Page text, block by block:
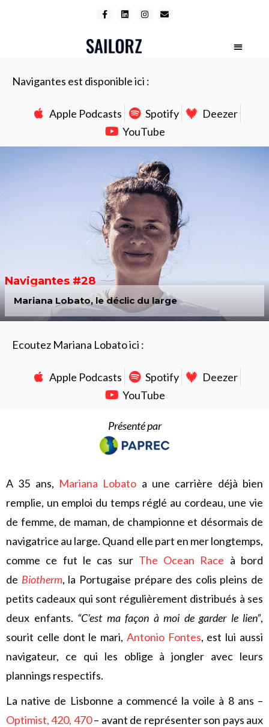
Navigantes est disponible ici :
Apple Podcasts Spotify
Deezer
YouTube
Navigantes #28
Mariana Lobato, le déclic du large
Ecoutez Mariana Lobato ici :
Apple Podcasts Spotify
Deezer
YouTube
Présenté par
A 35 ans, Mariana Lobato a une carrière déjà bien
remplie, un emploi du temps réglé au cordeau, une vie
de femme, de maman, de championne et désormais de
navigatrice au large. Quand elle part en mer longtemps,
comme ce fut le cas sur The Ocean Race à bord
de Biotherm, la Portugaise prépare des colis pleins de
petits cadeaux qui sont régulièrement distribués à ses
deux enfants. “C’est ma façon à moi de garder le lien”,
sourit celle dont le mari, Antonio Fontes, est lui aussi
navigateur, ce qui les oblige à jongler avec leurs
plannings respectifs.
La native de Lisbonne a commencé la voile à 8 ans –
Optimist, 420, 470– avant de représenter son pays aux